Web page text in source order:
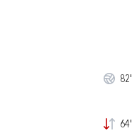
82'
64'